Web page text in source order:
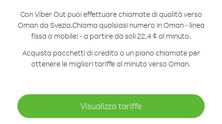
Con Viber Out puoi effettuare chiamate di qualità verso
Oman da Svezia.Chiama qualsiasi numero in Oman - linea
fissa o mobile! - a partire da soli 22.4 ¢ al minuto.
Acquista pacchetti di credito o un piano chiamate per
ottenere le migliori tariffe al minuto verso Oman.
Visualizza tariffe